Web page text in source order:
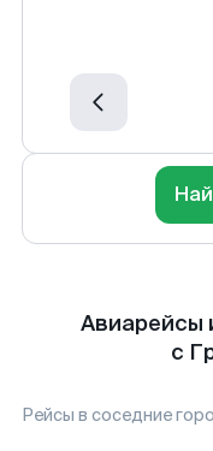
Авиарейсы
с
Рейсы в соседние